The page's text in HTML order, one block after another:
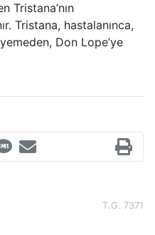
Tristana’nın
Tristana, hastalanınca,
Don Lope’ye
T.G. 7371